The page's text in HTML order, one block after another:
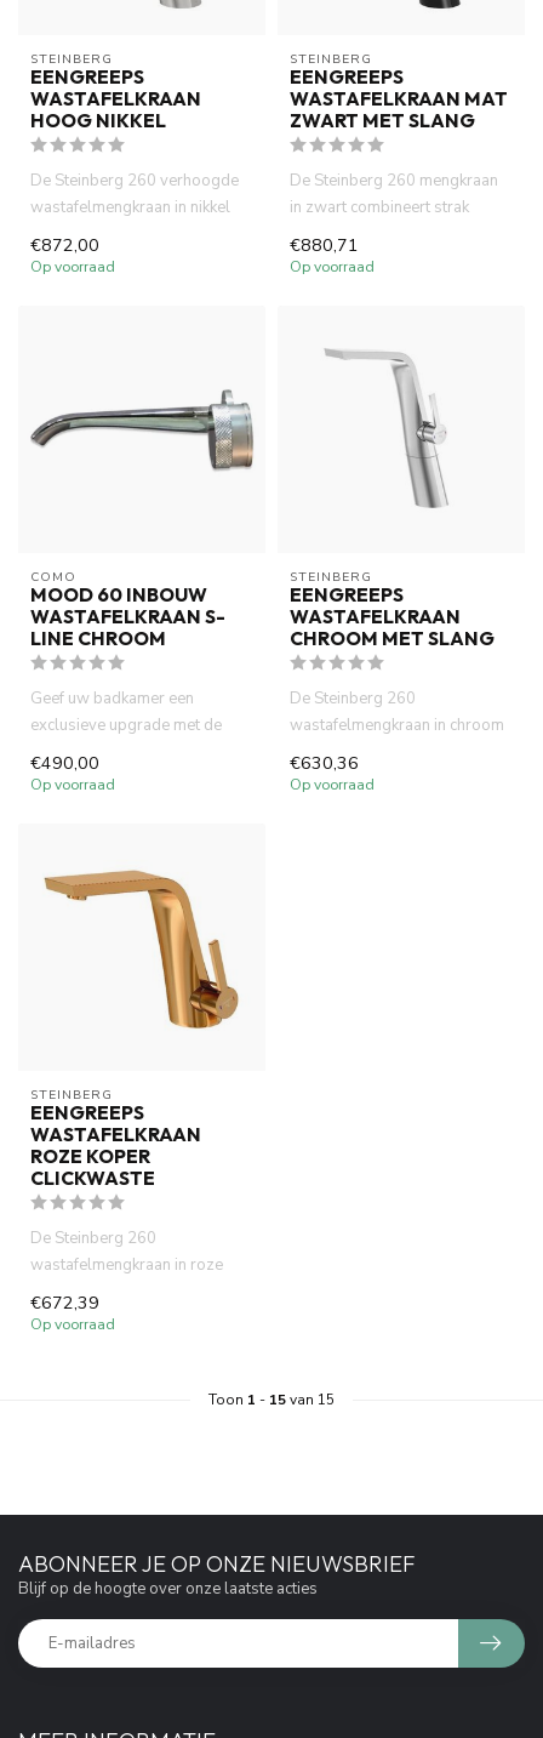
STEINBERG
EENGREEPS
WASTAFELKRAAN
HOOG NIKKEL
De Steinberg 260 verhoogde
wastafelmengkraan in nikkel
combineert strak design m...
€872,00
Op voorraad
STEINBERG
EENGREEPS
WASTAFELKRAAN MAT
ZWART MET SLANG
De Steinberg 260 mengkraan
in zwart combineert strak
design met hoogwaardige
kwa...
€880,71
Op voorraad
COMO
MOOD 60 INBOUW
WASTAFELKRAAN S-
LINE CHROOM
Geef uw badkamer een
exclusieve upgrade met de
COMO Mood60. Geniet van
een uniek...
€490,00
Op voorraad
STEINBERG
EENGREEPS
WASTAFELKRAAN
CHROOM MET SLANG
De Steinberg 260
wastafelmengkraan in chroom
combineert strak design met
hoogwaa...
€630,36
Op voorraad
STEINBERG
EENGREEPS
WASTAFELKRAAN
ROZE KOPER
CLICKWASTE
De Steinberg 260
wastafelmengkraan in roze
koper combineert strak design
met hoo...
€672,39
Op voorraad
Toon 1 - 15van 15
ABONNEER JE OP ONZE NIEUWSBRIEF
Blijf op de hoogte over onze laatste acties